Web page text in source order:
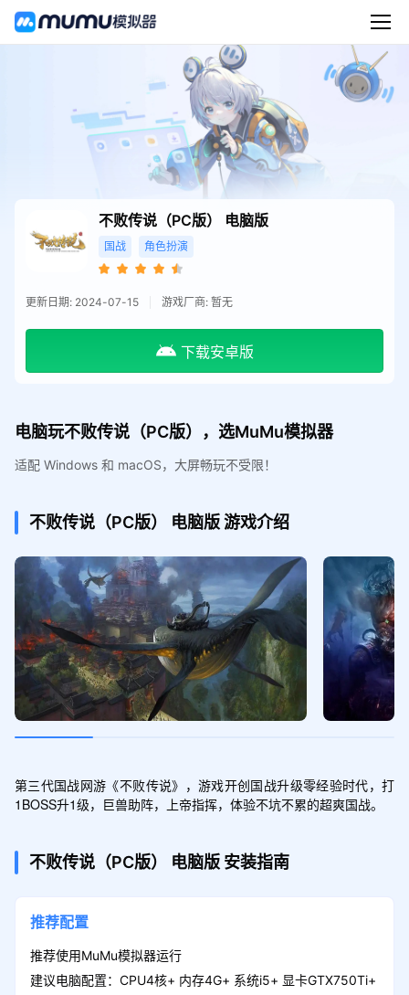
不败传说（PC版） 电脑版
国战 角色扮演
更新日期: 2024-07-15 游戏厂商: 暂无
下载安卓版
电脑玩不败传说（PC版），选MuMu模拟器
适配 Windows 和 macOS，大屏畅玩不受限！
不败传说（PC版） 电脑版游戏介绍
第三代国战网游《不败传说》，游戏开创国战升级零经验时代，打
不败传说（PC版） 电脑版 安装指南
推荐配置
推荐使用MuMu模拟器运行
建议电脑配置：CPU4核+ 内存4G+ 系统i5+ 显卡GTX750Ti+